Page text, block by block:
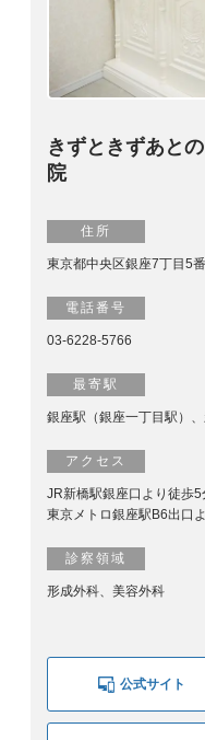
きずときずあと
院
住所
東京都中央区銀座7丁目5
電話番号
03-6228-5766
最寄駅
銀座駅（銀座一丁目駅）
アクセス
JR新橋駅銀座口より徒歩5
東京メトロ銀座駅B6出口
診察領域
形成外科、美容外科
公式サイト